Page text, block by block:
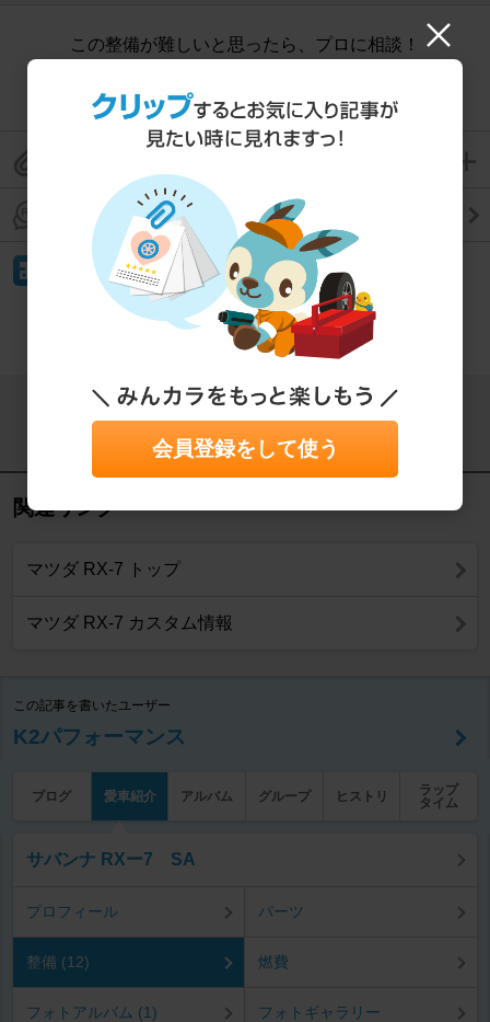
この整備が難しいと思ったら、プロに相談！
この整備手帳のコメントを見る
イイね！
もっと見る
この記事をシェアする
関連リンク
マツダ RX-7 トップ
マツダ RX-7 カスタム情報
この記事を書いたユーザー
K2パフォーマンス
ブログ 愛車紹介 アルバム グループ ヒストリ
ラップ
タイム
サバンナ RXー7 SA
プロフィール パーツ
整備 (12) 燃費
フォトアルバム (1) フォトギャラリー
会員登録をして使う